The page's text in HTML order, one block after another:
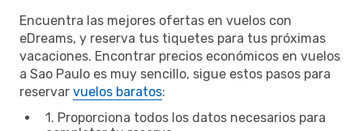
Encuentra las mejores ofertas en vuelos con
eDreams, y reserva tus tiquetes para tus próximas
vacaciones. Encontrar precios económicos en vuelos
a Sao Paulo es muy sencillo, sigue estos pasos para
reservar vuelos baratos:
1. Proporciona todos los datos necesarios para